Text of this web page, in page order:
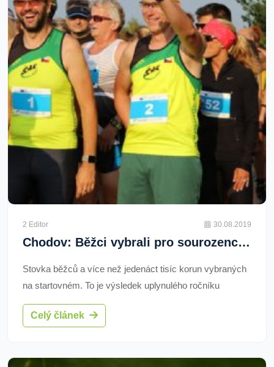
2 Editor 30.08.2019
Chodov: Běžci vybrali pro sourozence přes 11 tisíc
Stovka běžců a více než jedenáct tisíc korun vybraných
na startovném. To je výsledek uplynulého ročníku
Chodovské vlečky, které se konala v závěru srpna na
Bíle vodě.
Celý článek